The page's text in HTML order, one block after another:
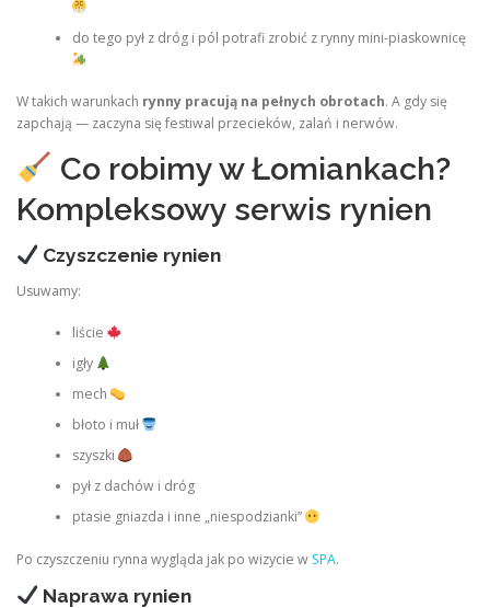
do tego pył z dróg i pól potrafi zrobić z rynny mini‑piaskownicę
W takich warunkach rynny pracują na pełnych obrotach. A gdy się
zapchają — zaczyna się festiwal przecieków, zalań i nerwów.
Co robimy w Łomiankach?
Kompleksowy serwis rynien
Czyszczenie rynien
Usuwamy:
liście
igły
mech
błoto i muł
szyszki
pył z dachów i dróg
ptasie gniazda i inne „niespodzianki”
Po czyszczeniu rynna wygląda jak po wizycie w SPA.
Naprawa rynien